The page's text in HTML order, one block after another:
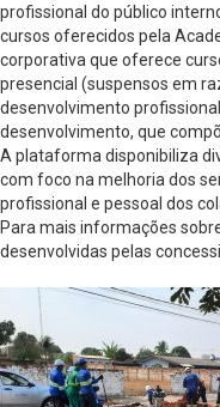
profissional do público
cursos oferecidos pela
corporativa que oferece
presencial (suspensos em
desenvolvimento
desenvolvimento, que
A plataforma disponibiliza
com foco na melhoria dos
profissional e pessoal dos
Para mais informações
desenvolvidas pelas